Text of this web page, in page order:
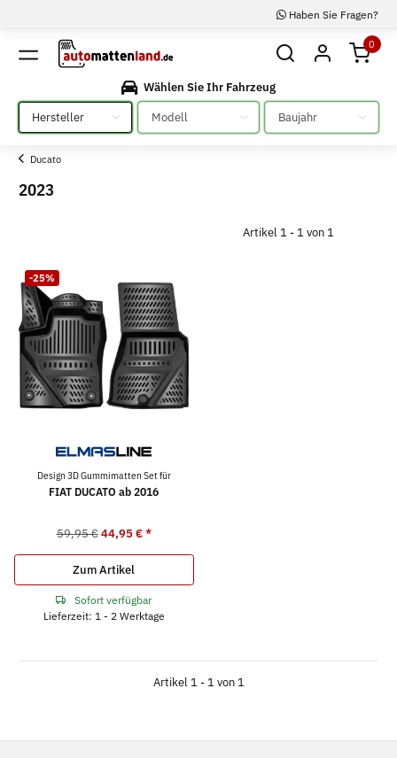
Haben Sie Fragen?
0
Wählen Sie Ihr Fahrzeug
Bitte auswählen
Bitte auswählen Bitte auswählen
Ducato
2023
Artikel 1 - 1 von 1
-25%
Design 3D Gummimatten Set für
FIAT DUCATO ab 2016
59,95 € 44,95 €*
Zum Artikel
Sofort verfügbar
Lieferzeit: 1 - 2 Werktage
Artikel 1 - 1 von 1